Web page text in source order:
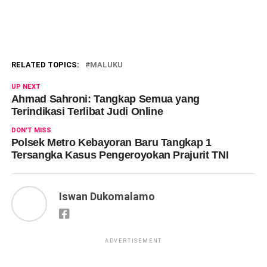
RELATED TOPICS: MALUKU
UP NEXT
Ahmad Sahroni: Tangkap Semua yang
Terindikasi Terlibat Judi Online
DON'T MISS
Polsek Metro Kebayoran Baru Tangkap 1
Tersangka Kasus Pengeroyokan Prajurit TNI
Iswan Dukomalamo
ADVERTISEMENT